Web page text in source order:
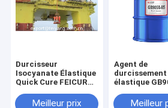
Durcisseur
Isocyanate Élastique
Quick Cure FEICURE
comme Couche de
Meilleur prix
Agent de
durcissement
élastique
commeMeilleur